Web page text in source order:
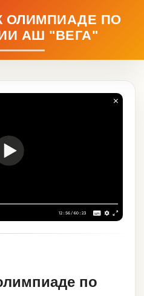
ОЛИМПИАДЕ ПО
АШ "ВЕГА"
по